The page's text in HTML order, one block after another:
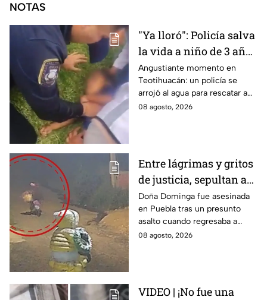
NOTAS
"Ya lloró": Policía salva
la vida a niño de 3 años
que cayó a un lago en
Teotihuacán; aplicó
RCP (VIDEO)
Angustiante momento en
Teotihuacán: un policía se
arrojó al agua para rescatar a
un pequeño que no respiraba y
08 agosto, 2026
Entre lágrimas y gritos
de justicia, sepultan a
doña Dominga, la
abuelita asesinada tras
asalto en Amozoc,
Puebla
Doña Dominga fue asesinada
en Puebla tras un presunto
asalto cuando regresaba a
casa; familiares y amigos la
08 agosto, 2026
VIDEO | ¡No fue una